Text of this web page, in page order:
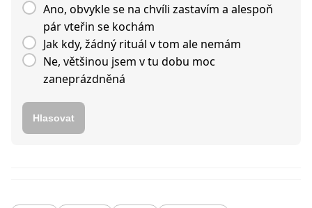
Ano, obvykle se na chvíli zastavím a alespoň
pár vteřin se kochám
Jak kdy, žádný rituál v tom ale nemám
Ne, většinou jsem v tu dobu moc
zaneprázdněná
Hlasovat